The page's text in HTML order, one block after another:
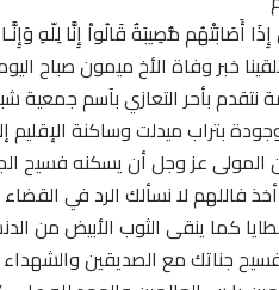
أَصَابَتْهُم مُّصِيبَةٌ قَالُواْ إِنَّا لِلّهِ
الأخ ميمون صباح اليوم الجمعة 22 مارس2019
نتقدم بأحر التعازي بآسم
بتراب ميدلت وساكنة الإقليم
المولى عز وجل أن يسكنه فسيح
فاللهم لا نسألك الرد في
كما ينقى الثوب الأبيض من
جناتك مع الصديقين